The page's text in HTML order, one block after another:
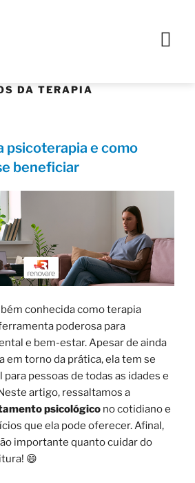
DA TERAPIA
psicoterapia e como
beneficiar
conhecida como terapia
poderosa para
e bem-estar. Apesar de ainda
em torno da prática, ela tem se
pessoas de todas as idades e
artigo, ressaltamos a
psicológico no cotidiano e
que ela pode oferecer. Afinal,
importante quanto cuidar do
😄